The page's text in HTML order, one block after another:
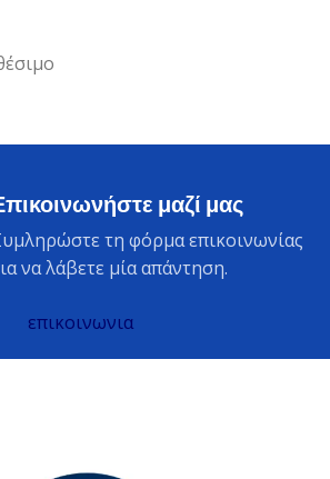
μαζί μας
τη φόρμα επικοινωνίας
να λάβετε μία απάντηση.
επικοινωνια